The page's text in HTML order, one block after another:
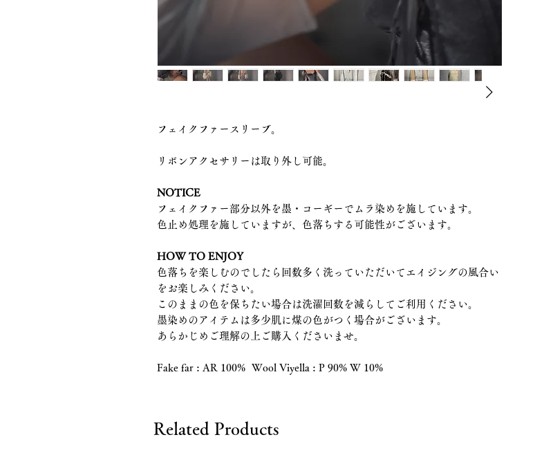
フェイクファースリーブ。
リボンアクセサリーは取り外し可能。
NOTICE
フェイクファー部分以外を墨・コーギーでムラ染めを施しています。
色止め処理を施していますが、色落ちする可能性がございます。
HOW TO ENJOY
色落ちを楽しむのでしたら回数多く洗っていただいてエイジングの風合い
をお楽しみください。
このままの色を保ちたい場合は洗濯回数を減らしてご利用ください。
墨染めのアイテムは多少肌に煤の色がつく場合がございます。
あらかじめご理解の上ご購入くださいませ。
Fake far : AR 100% Wool Viyella : P 90% W 10%
Related Products